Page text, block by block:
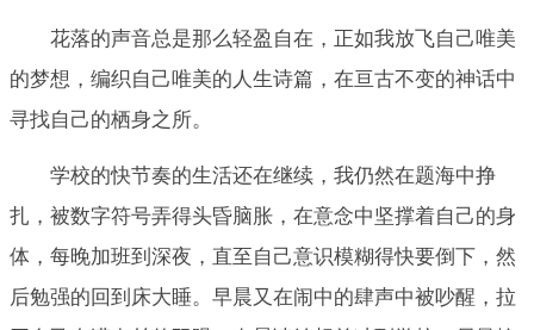
花落的声音总是那么轻盈自在，正如我放飞自己唯美
的梦想，编织自己唯美的人生诗篇，在亘古不变的神话中
寻找自己的栖身之所。
学校的快节奏的生活还在继续，我仍然在题海中挣
扎，被数字符号弄得头昏脑胀，在意念中坚撑着自己的身
体，每晚加班到深夜，直至自己意识模糊得快要倒下，然
后勉强的回到床大睡。早晨又在闹中的肆声中被吵醒，拉